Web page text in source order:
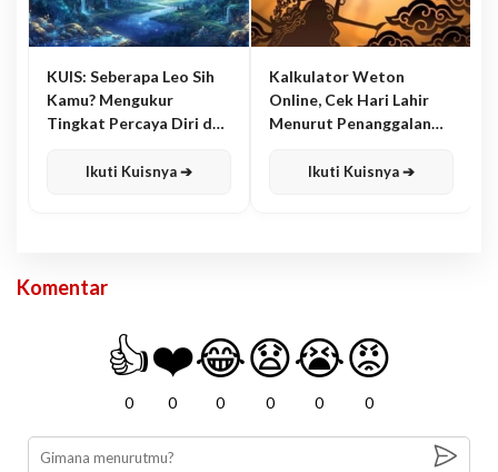
KUIS: Seberapa Leo Sih
Kamu? Mengukur
Tingkat Percaya Diri dan
Ikuti Kuisnya ➔
Kalkulator Weton
Online, Cek Hari Lahir
Menurut Penanggalan
Ikuti Kuisnya ➔
Komentar
👍
0
❤️
0
😂
0
😧
0
😭
0
😡
0